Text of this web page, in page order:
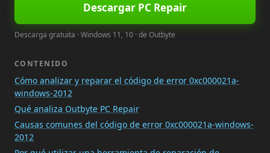
Descargar PC Repair
Descarga gratuita · Windows 11, 10 · de Outbyte
CONTENIDO
Cómo analizar y reparar el código de error 0xc000021a-
windows-2012
Qué analiza Outbyte PC Repair
Causas comunes del código de error 0xc000021a-windows-
2012